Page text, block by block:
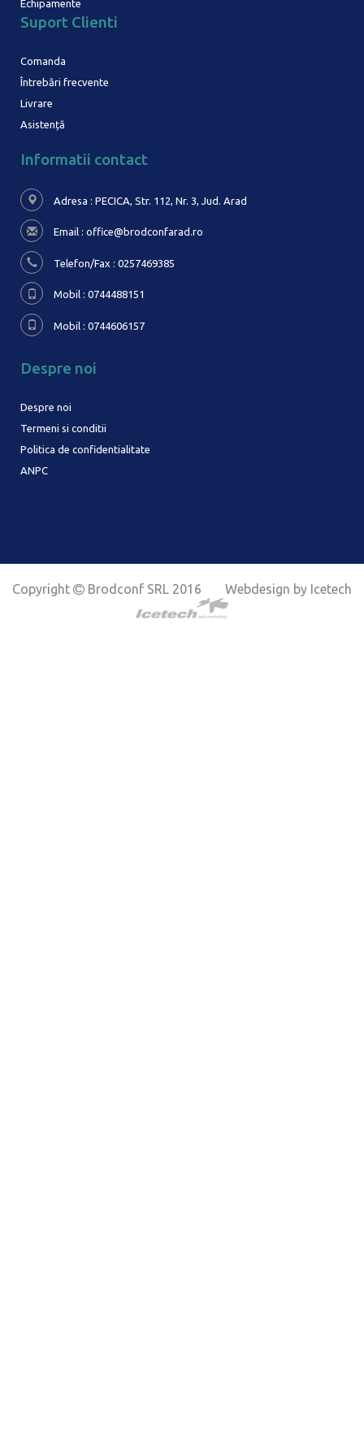
Echipamente
Suport Clienti
Comanda
Întrebări frecvente
Livrare
Asistență
Informatii contact
Adresa : PECICA, Str. 112, Nr. 3, Jud. Arad
Email : office@brodconfarad.ro
Telefon/Fax : 0257469385
Mobil : 0744488151
Mobil : 0744606157
Despre noi
Despre noi
Termeni si conditii
Politica de confidentialitate
ANPC
Copyright Brodconf SRL 2016 Webdesign by Icetech